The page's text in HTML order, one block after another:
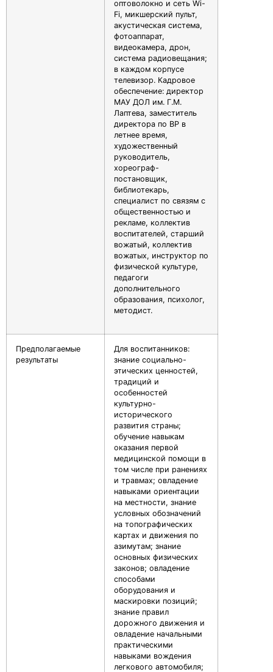
оптоволокно и сеть Wi-
Fi, микшерский пульт,
акустическая система,
фотоаппарат,
видеокамера, дрон,
система радиовещания;
в каждом корпусе
телевизор. Кадровое
обеспечение: директор
МАУ ДОЛ им. Г.М.
Лаптева, заместитель
директора по ВР в
летнее время,
художественный
руководитель,
хореограф-
постановщик,
библиотекарь,
специалист по связям с
общественностью и
рекламе, коллектив
воспитателей, старший
вожатый, коллектив
вожатых, инструктор по
физической культуре,
педагоги
дополнительного
образования, психолог,
методист.
Предполагаемые
результаты
Для воспитанников:
знание социально-
этических ценностей,
традиций и
особенностей
культурно-
исторического
развития страны;
обучение навыкам
оказания первой
медицинской помощи в
том числе при ранениях
и травмах; овладение
навыками ориентации
на местности, знание
условных обозначений
на топографических
картах и движения по
азимутам; знание
основных физических
законов; овладение
способами
оборудования и
маскировки позиций;
знание правил
дорожного движения и
овладение начальными
практическими
навыками вождения
легкового автомобиля;